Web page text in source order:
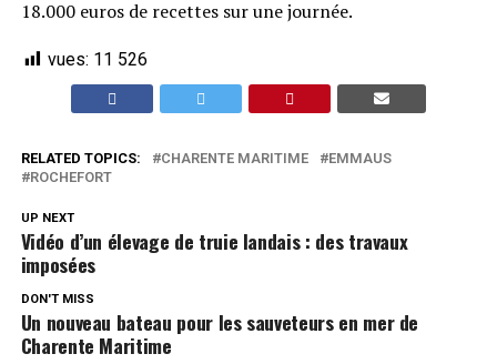
18.000 euros de recettes sur une journée.
vues: 11 526
RELATED TOPICS: CHARENTE MARITIME
EMMAUS
ROCHEFORT
UP NEXT
Vidéo d’un élevage de truie landais : des travaux
imposées
DON'T MISS
Un nouveau bateau pour les sauveteurs en mer de
Charente Maritime